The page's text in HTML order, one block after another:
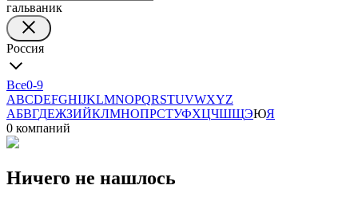
гальваник
Россия
Все0-9
ABCDEFGHIJKLMNOPQRSTUVWXYZ
АБВГДЕЖЗИЙКЛМНОПРСТУФХЦЧШЩЭЮЯ
0 компаний
Ничего не нашлось